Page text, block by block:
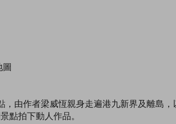
，由作者梁威恆親身走遍港九新界及離島
點拍下動人作品。